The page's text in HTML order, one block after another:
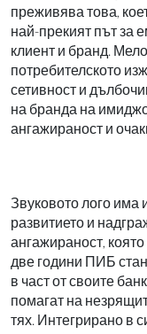
преживява това,
най-прекият път за
клиент и бранд.
потребителското
сетивност и
на бранда на
ангажираност и
Звуковото лого има
развитието и
ангажираност,
две години ПИБ
в част от своите
помагат на
тях. Интегрирано в